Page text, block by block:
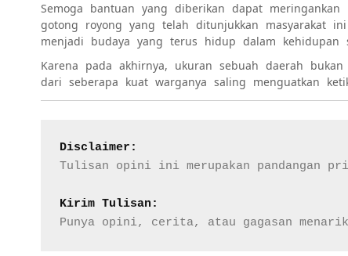
Semoga bantuan yang diberikan dapat
gotong royong yang telah ditunjukkan masyarakat
menjadi budaya yang terus hidup dalam kehidupan
Karena pada akhirnya, ukuran sebuah daerah
dari seberapa kuat warganya saling menguatkan
Disclaimer:
Tulisan opini ini merupakan pandangan
Kirim Tulisan:
Punya opini, cerita, atau gagasan